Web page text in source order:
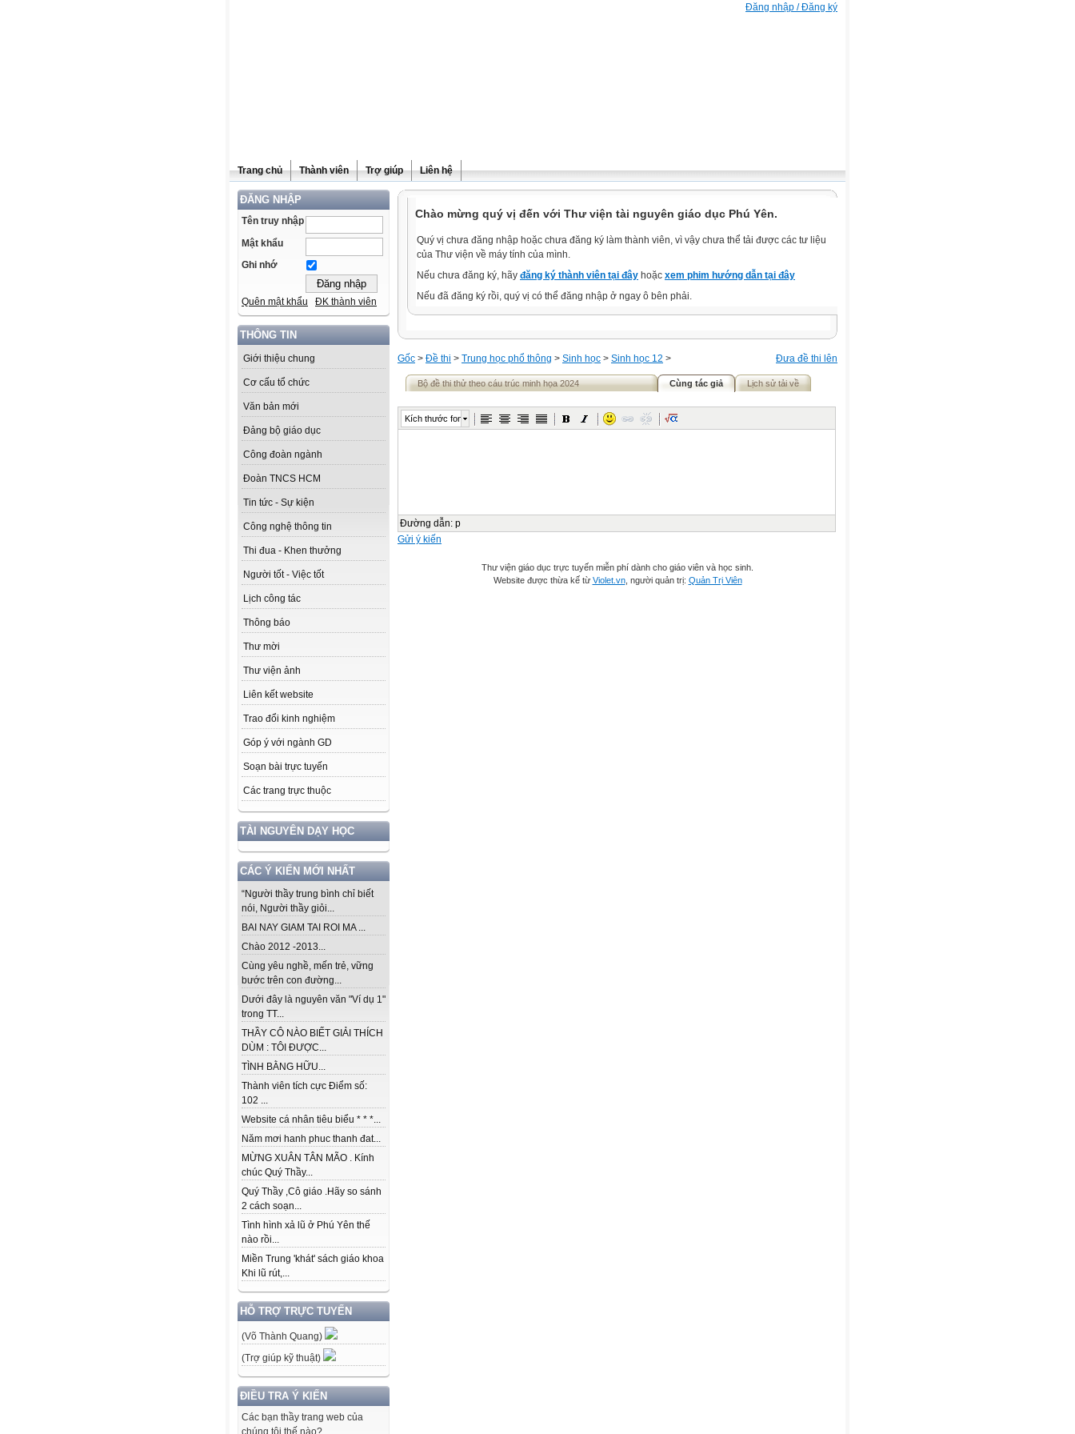
Đăng nhập / Đăng ký
Trang chủ Thành viên Trợ giúp Liên hệ
ĐĂNG NHẬP
Tên truy nhập
Mật khẩu
Ghi nhớ
Quên mật khẩu ĐK thành viên
THÔNG TIN
Giới thiệu chung
Cơ cấu tổ chức
Văn bản mới
Đảng bộ giáo dục
Công đoàn ngành
Đoàn TNCS HCM
Tin tức - Sự kiện
Công nghệ thông tin
Thi đua - Khen thưởng
Người tốt - Việc tốt
Lịch công tác
Thông báo
Thư mời
Thư viện ảnh
Liên kết website
Trao đổi kinh nghiệm
Góp ý với ngành GD
Soạn bài trực tuyến
Các trang trực thuộc
TÀI NGUYÊN DẠY HỌC
CÁC Ý KIẾN MỚI NHẤT
“Người thầy trung bình chỉ biết
nói, Người thầy giỏi...
BAI NAY GIAM TAI ROI MA ...
Chào 2012 -2013...
Cùng yêu nghề, mến trẻ, vững
bước trên con đường...
Dưới đây là nguyên văn "Ví dụ 1"
trong TT...
THẦY CÔ NÀO BIẾT GIẢI THÍCH
DÙM : TÔI ĐƯỢC...
TÌNH BẰNG HỮU...
Thành viên tích cực Điểm số:
102 ...
Website cá nhân tiêu biểu * * *...
Năm mơi hanh phuc thanh đat...
MỪNG XUÂN TÂN MÃO . Kính
chúc Quý Thầy...
Quý Thầy ,Cô giáo .Hãy so sánh
2 cách soạn...
Tình hình xả lũ ở Phú Yên thế
nào rồi...
Miền Trung 'khát' sách giáo khoa
Khi lũ rút,...
HỖ TRỢ TRỰC TUYẾN
(Võ Thành Quang)
(Trợ giúp kỹ thuật)
ĐIỀU TRA Ý KIẾN
Các bạn thầy trang web của
chúng tôi thế nào?
Chào mừng quý vị đến với Thư viện tài nguyên giáo dục Phú Yên.
Quý vị chưa đăng nhập hoặc chưa đăng ký làm thành viên, vì vậy chưa thể tải được các tư liệu
của Thư viện về máy tính của mình.
Nếu chưa đăng ký, hãy đăng ký thành viên tại đây hoặc xem phim hướng dẫn tại đây
Nếu đã đăng ký rồi, quý vị có thể đăng nhập ở ngay ô bên phải.
Đưa đề thi lên
Gốc > Đề thi > Trung học phổ thông > Sinh học > Sinh học 12 >
Bộ đề thi thử theo cáu trúc minh họa 2024 Cùng tác giả Lịch sử tải về
Kích thước font
Đường dẫn: p
Gửi ý kiến
Thư viện giáo dục trực tuyến miễn phí dành cho giáo viên và học sinh.
Website được thừa kế từ Violet.vn, người quản trị: Quản Trị Viên